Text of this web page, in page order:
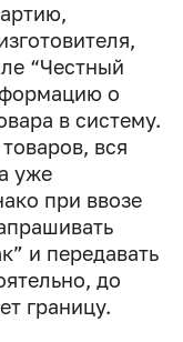
“Честный
о
в систему.
вся
уже
при ввозе
и передавать
до
границу.